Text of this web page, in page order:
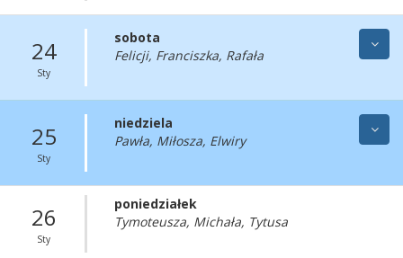
24
Sty
sobota
Felicji, Franciszka, Rafała
25
Sty
niedziela
Pawła, Miłosza, Elwiry
26
Sty
poniedziałek
Tymoteusza, Michała, Tytusa